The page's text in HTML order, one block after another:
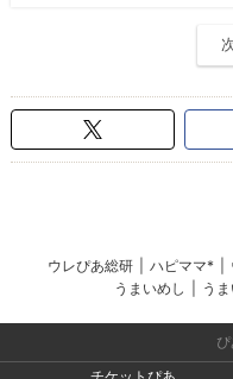
ウレぴあ総研 ハピママ*
うまいめし
う